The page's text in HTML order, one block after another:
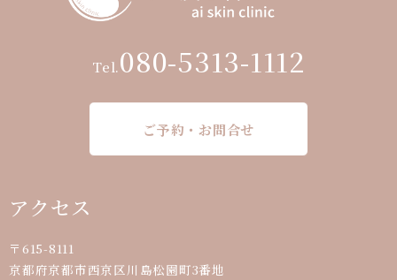
Tel.080-5313-1112
ご予約・お問合せ
アクセス
〒615-8111
京都府京都市西京区川島松園町3番地